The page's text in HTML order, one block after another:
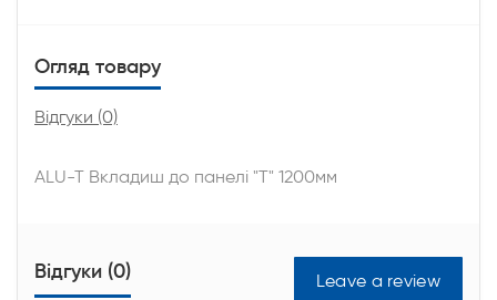
Огляд товару
Відгуки (0)
ALU-T Вкладиш до панелі "Т" 1200мм
Відгуки (0) Leave a review